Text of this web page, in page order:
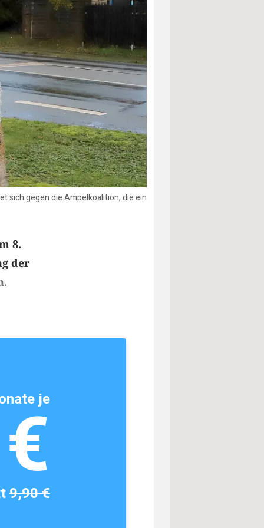
sich gegen die Ampelkoalition, die ein
8.
der
je
9,90 €